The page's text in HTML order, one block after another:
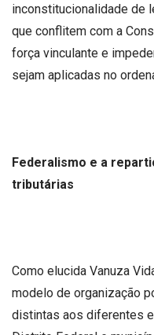
inconstitucionalidade de
que conflitem com a
força vinculante e
sejam aplicadas no
Federalismo e a
tributárias
Como elucida Vanuza
modelo de organização
distintas aos diferentes